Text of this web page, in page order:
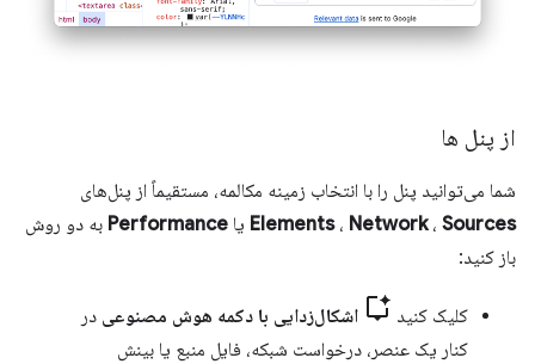
از پنل ها
شما می‌توانید پنل را با انتخاب زمینه مکالمه، مستقیماً از پنل‌های
Elements، Network، Sources یا Performance به دو روش
باز کنید:
کلیک کنید اشکال‌زدایی با دکمه هوش مصنوعی در
کنار یک عنصر، درخواست شبکه، فایل منبع یا بینش